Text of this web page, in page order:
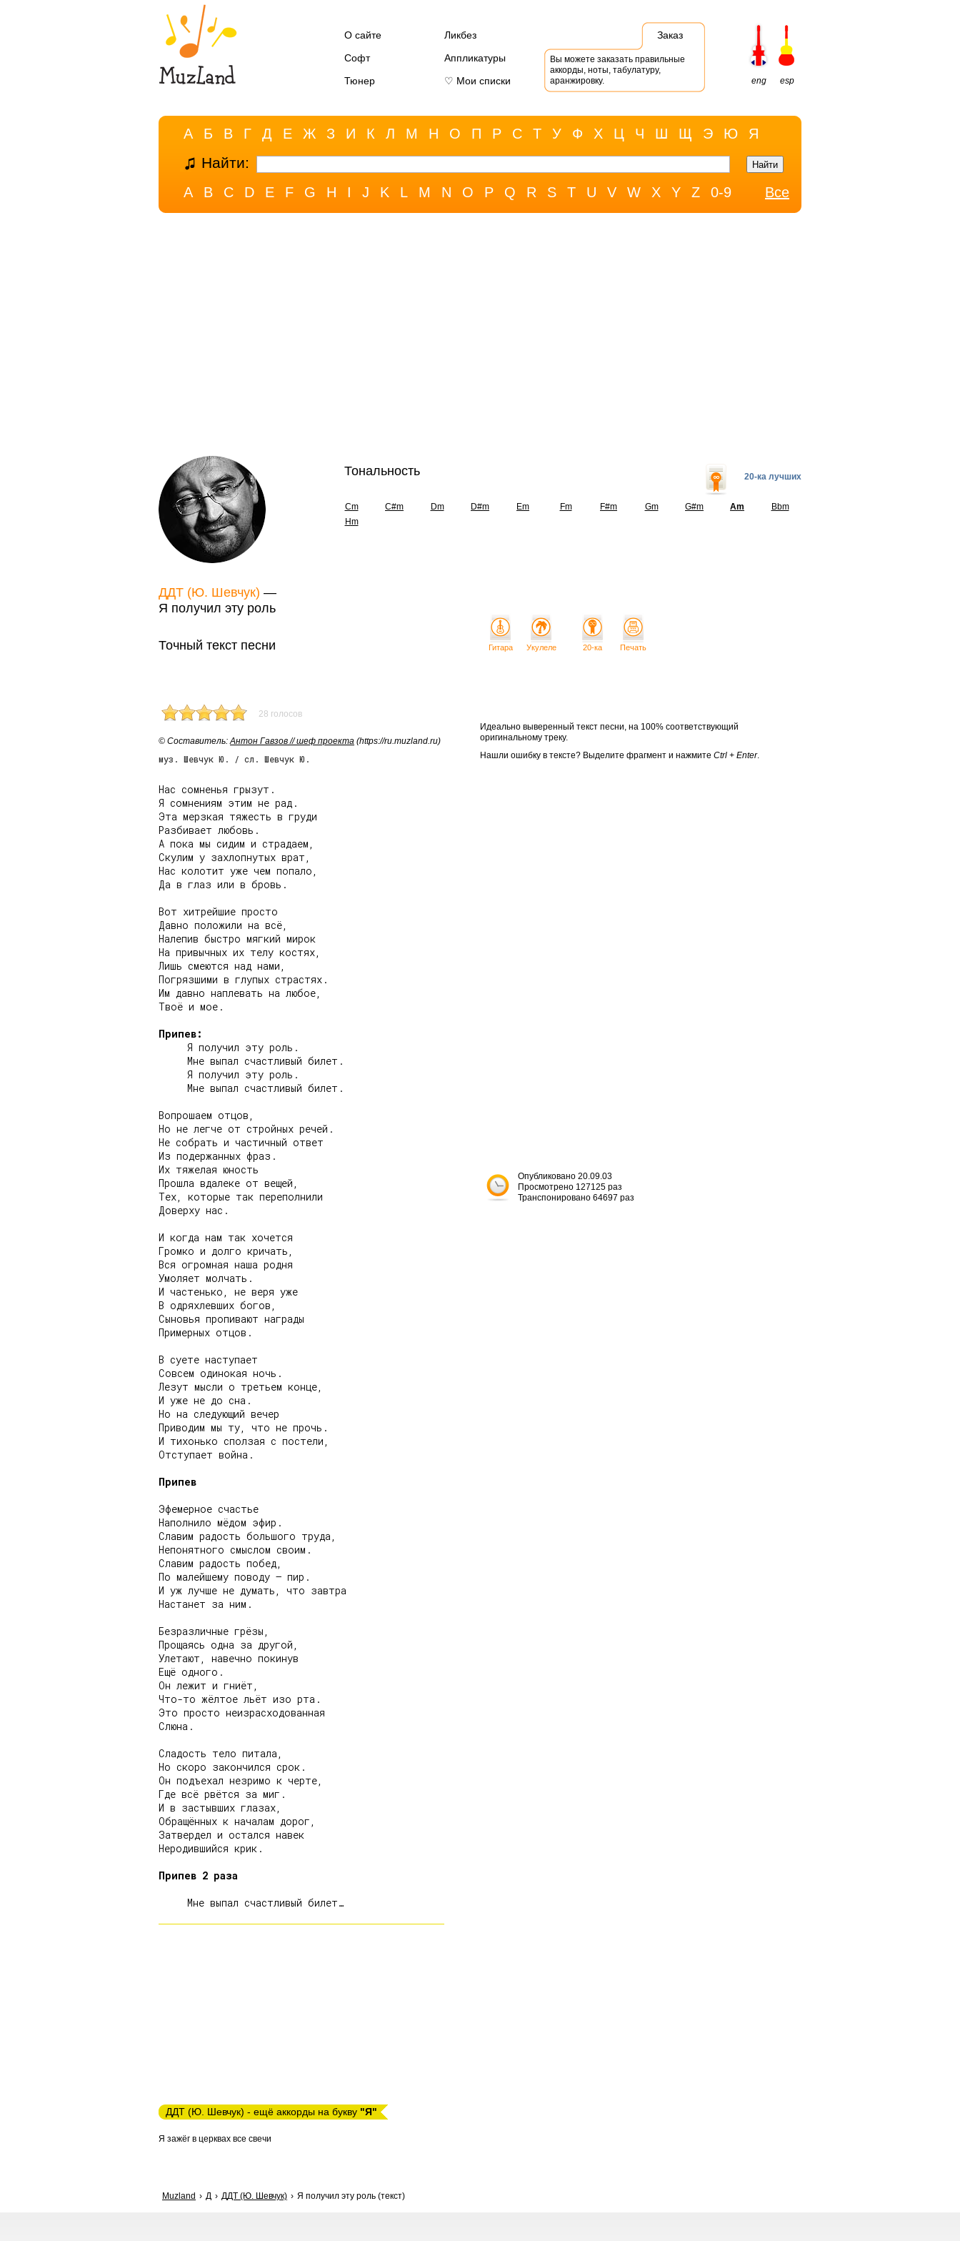
О сайте
Ликбез
Софт
Аппликатуры
Тюнер
♡ Мои списки
Заказ
Вы можете заказать правильные
аккорды, ноты, табулатуру,
аранжировку.
eng esp
А Б В Г Д Е Ж З И К Л М Н О П Р С Т У Ф Х Ц Ч Ш Щ Э Ю Я
Найти:
A B C D E F G H I J K L M N O P Q R S T U V W X Y Z 0-9 Все
ДДТ (Ю. Шевчук) —
Я получил эту роль
Тональность 20-ка лучших
Cm C#m Dm D#m Em Fm F#m Gm G#m Am
Bbm
Hm
Точный текст песни
28 голосов
© Cоставитель:Антон Гавзов // шеф проекта (https://ru.muzland.ru)
муз. Шевчук Ю. / сл. Шевчук Ю.
Нас сомненья грызут.
Я сомнениям этим не рад.
Эта мерзкая тяжесть в груди
Разбивает любовь.
А пока мы сидим и страдаем,
Скулим у захлопнутых врат,
Нас колотит уже чем попало,
Да в глаз или в бровь.
Вот хитрейшие просто
Давно положили на всё,
Налепив быстро мягкий мирок
На привычных их телу костях,
Лишь смеются над нами,
Погрязшими в глупых страстях.
Им давно наплевать на любое,
Твоё и мое.
Припев:
     Я получил эту роль.
     Мне выпал счастливый билет.
     Я получил эту роль.
     Мне выпал счастливый билет.
Вопрошаем отцов,
Но не легче от стройных речей.
Не собрать и частичный ответ
Из подержанных фраз.
Их тяжелая юность
Прошла вдалеке от вещей,
Тех, которые так переполнили
Доверху нас.
И когда нам так хочется
Громко и долго кричать,
Вся огромная наша родня
Умоляет молчать.
И частенько, не веря уже
В одряхлевших богов,
Сыновья пропивают награды
Примерных отцов.
В суете наступает
Совсем одинокая ночь.
Лезут мысли о третьем конце,
И уже не до сна.
Но на следующий вечер
Приводим мы ту, что не прочь.
И тихонько сползая с постели,
Отступает война.
Припев
Эфемерное счастье
Наполнило мёдом эфир.
Славим радость большого труда,
Непонятного смыслом своим.
Славим радость побед,
По малейшему поводу – пир.
И уж лучше не думать, что завтра
Настанет за ним.
Безразличные грёзы,
Прощаясь одна за другой,
Улетают, навечно покинув
Ещё одного.
Он лежит и гниёт,
Что-то жёлтое льёт изо рта.
Это просто неизрасходованная
Слюна.
Сладость тело питала,
Но скоро закончился срок.
Он подъехал незримо к черте,
Где всё рвётся за миг.
И в застывших глазах,
Обращённых к началам дорог,
Затвердел и остался навек
Неродившийся крик.
Припев 2 раза
Гитара Укулеле 20-ка Печать
Идеально выверенный текст песни, на 100% соответствующий
оригинальному треку.
Нашли ошибку в тексте? Выделите фрагмент и нажмите Ctrl + Enter.
Опубликовано 20.09.03
Просмотрено 127125 раз
Транспонировано 64697 раз
ДДТ (Ю. Шевчук) - ещё аккорды на букву "Я"
Я зажёг в церквах все свечи
Muzland Д ДДТ (Ю. Шевчук) Я получил эту роль (текст)